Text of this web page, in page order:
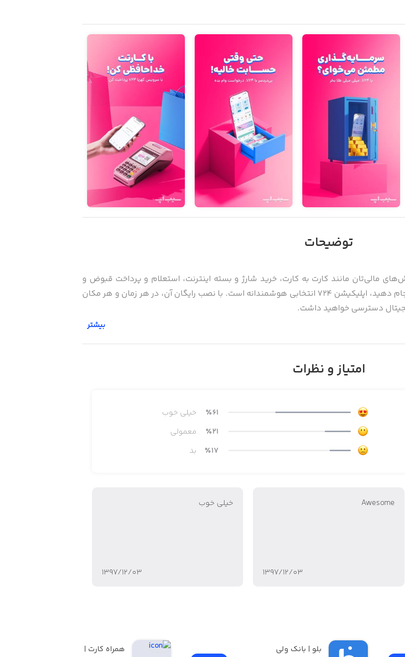
توضیحات
مالی‌تان مانند کارت به کارت، خرید شارژ و بسته اینترنت، استعلام و پرداخت قبوض و
بسیاری از موارد دیگر را فقط با چند لمس ساده انجام دهید، اپلیکیشن 724 انتخابی هوشمندانه است. با نصب رایگان آن، در هر زمان و هر مکان
دسترسی خواهید داشت.
حقوقی
بیشتر
امتیاز و نظرات
٪61
خیلی خوب
٪21
معمولی
٪17 بد
Awesome
۱۳۹۷/۱۲/۰۳
خیلی خوب
۱۳۹۷/۱۲/۰۳